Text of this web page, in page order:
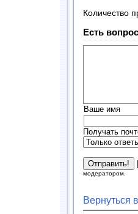
Количество
Есть
Ваше имя
Получать
модератором.
Вернуться